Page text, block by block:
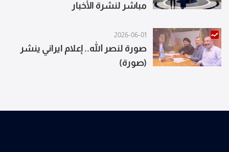
مباشر لنشرة الأخبار
2026-06-01
صورة لنصر الله.. إعلام ايراني ينشر
(صورة)